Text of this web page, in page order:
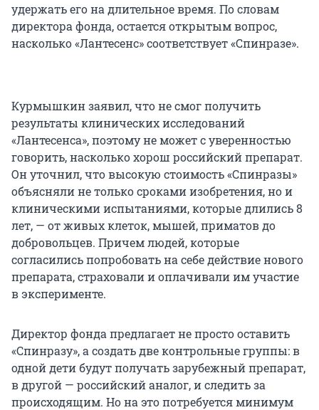
удержать его на длительное время. По словам
директора фонда, остается открытым вопрос,
насколько «Лантесенс» соответствует «Спинразе».
Курмышкин заявил, что не смог получить
результаты клинических исследований
«Лантесенса», поэтому не может с уверенностью
говорить, насколько хорош российский препарат.
Он уточнил, что высокую стоимость «Спинразы»
объясняли не только сроками изобретения, но и
клиническими испытаниями, которые длились 8
лет, — от живых клеток, мышей, приматов до
добровольцев. Причем людей, которые
согласились попробовать на себе действие нового
препарата, страховали и оплачивали им участие
в эксперименте.
Директор фонда предлагает не просто оставить
«Спинразу», а создать две контрольные группы: в
одной дети будут получать зарубежный препарат,
в другой — российский аналог, и следить за
происходящим. Но на это потребуется минимум